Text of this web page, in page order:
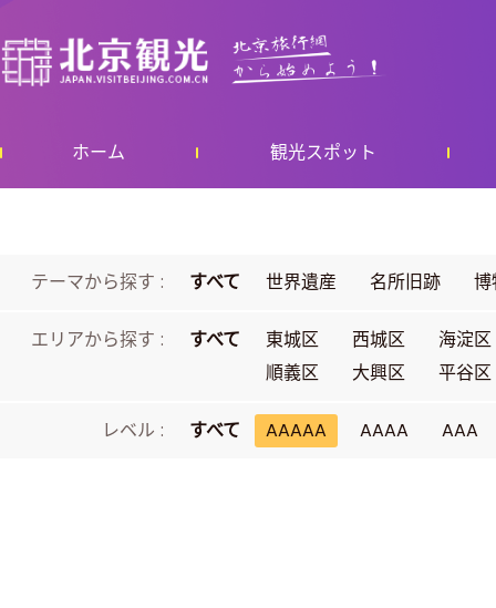
ホーム 観光スポット
テーマから探す : すべて 世界遺産 名所旧跡
エリアから探す : すべて 東城区 西城区
海淀区
順義区
大興区 平谷区
レベル : すべて AAAAA AAAA AAA